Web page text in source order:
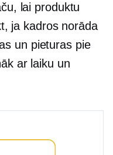
lai produktu
ja kadros norāda
un pieturas pie
ar laiku un